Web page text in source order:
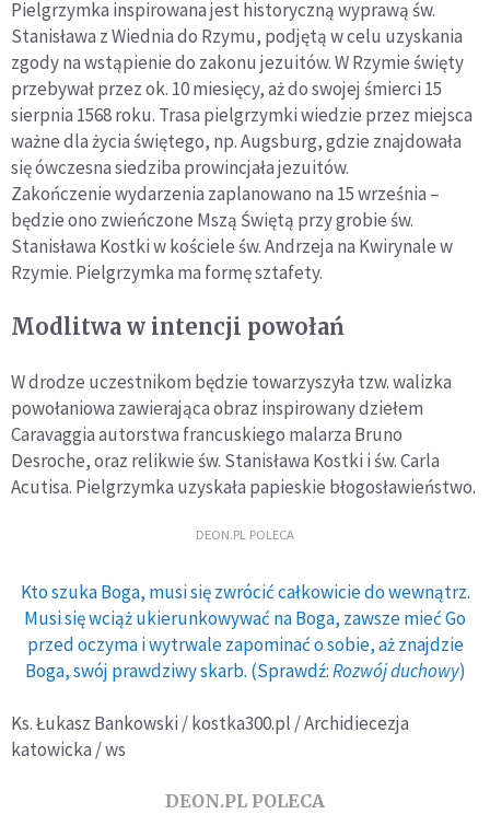
Pielgrzymka inspirowana jest historyczną wyprawą św.
Stanisława z Wiednia do Rzymu, podjętą w celu uzyskania
zgody na wstąpienie do zakonu jezuitów. W Rzymie święty
przebywał przez ok. 10 miesięcy, aż do swojej śmierci 15
sierpnia 1568 roku. Trasa pielgrzymki wiedzie przez miejsca
ważne dla życia świętego, np. Augsburg, gdzie znajdowała
się ówczesna siedziba prowincjała jezuitów.
Zakończenie wydarzenia zaplanowano na 15 września –
będzie ono zwieńczone Mszą Świętą przy grobie św.
Stanisława Kostki w kościele św. Andrzeja na Kwirynale w
Rzymie. Pielgrzymka ma formę sztafety.
Modlitwa w intencji powołań
W drodze uczestnikom będzie towarzyszyła tzw. walizka
powołaniowa zawierająca obraz inspirowany dziełem
Caravaggia autorstwa francuskiego malarza Bruno
Desroche, oraz relikwie św. Stanisława Kostki i św. Carla
Acutisa. Pielgrzymka uzyskała papieskie błogosławieństwo.
DEON.PL POLECA
Kto szuka Boga, musi się zwrócić całkowicie do wewnątrz.
Musi się wciąż ukierunkowywać na Boga, zawsze mieć Go
przed oczyma i wytrwale zapominać o sobie, aż znajdzie
Boga, swój prawdziwy skarb. (Sprawdź:Rozwój duchowy)
Ks. Łukasz Bankowski / kostka300.pl / Archidiecezja
katowicka / ws
DEON.PL POLECA